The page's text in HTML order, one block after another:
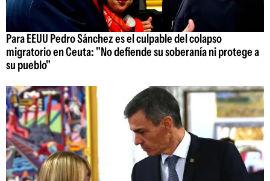
Para EEUU Pedro Sánchez es el culpable del colapso
migratorio en Ceuta: "No defiende su soberanía ni protege a
su pueblo"